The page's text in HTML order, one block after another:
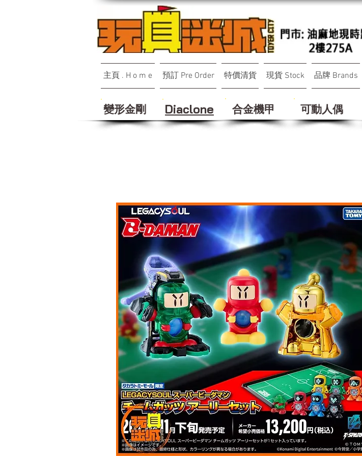
主頁 . H o m e 預訂 Pre Order 特價清貨 現貨 Stock 品牌 Brands
變形金剛 Diaclone 合金機甲 可動人偶